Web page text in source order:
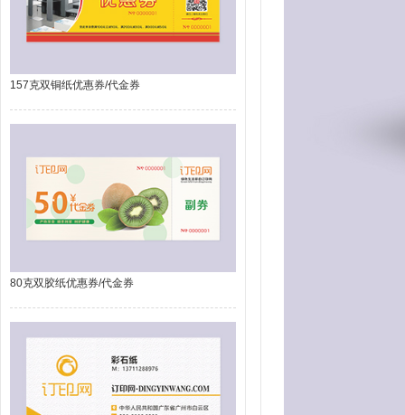
157克双铜纸优惠券/代金券
80克双胶纸优惠券/代金券